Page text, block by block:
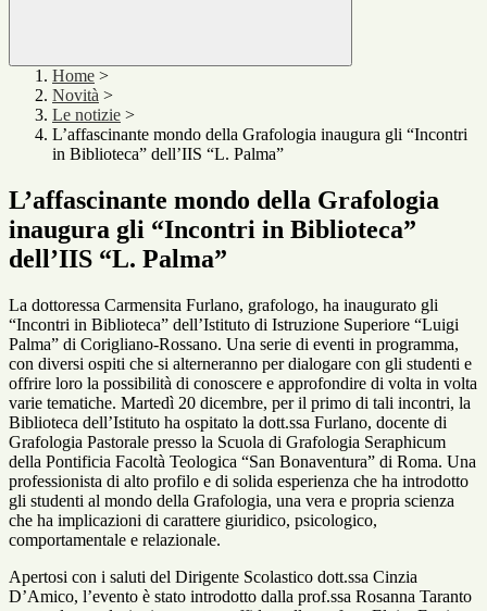
Home >
Novità >
Le notizie >
L’affascinante mondo della Grafologia inaugura gli “Incontri
in Biblioteca” dell’IIS “L. Palma”
L’affascinante mondo della Grafologia
inaugura gli “Incontri in Biblioteca”
dell’IIS “L. Palma”
La dottoressa Carmensita Furlano, grafologo, ha inaugurato gli
“Incontri in Biblioteca” dell’Istituto di Istruzione Superiore “Luigi
Palma” di Corigliano-Rossano. Una serie di eventi in programma,
con diversi ospiti che si alterneranno per dialogare con gli studenti e
offrire loro la possibilità di conoscere e approfondire di volta in volta
varie tematiche. Martedì 20 dicembre, per il primo di tali incontri, la
Biblioteca dell’Istituto ha ospitato la dott.ssa Furlano, docente di
Grafologia Pastorale presso la Scuola di Grafologia Seraphicum
della Pontificia Facoltà Teologica “San Bonaventura” di Roma. Una
professionista di alto profilo e di solida esperienza che ha introdotto
gli studenti al mondo della Grafologia, una vera e propria scienza
che ha implicazioni di carattere giuridico, psicologico,
comportamentale e relazionale.
Apertosi con i saluti del Dirigente Scolastico dott.ssa Cinzia
D’Amico, l’evento è stato introdotto dalla prof.ssa Rosanna Taranto